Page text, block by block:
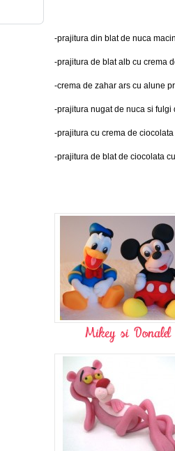
-prajitura din blat de nuca
-prajitura de blat alb cu crema
-crema de zahar ars cu alune
-prajitura nugat de nuca si fulgi
-prajitura cu crema de
-prajitura de blat de ciocolata